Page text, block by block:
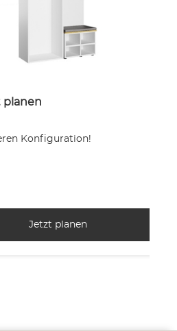
planen
Konfiguration!
Jetzt planen